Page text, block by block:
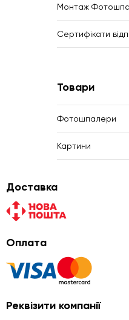
Монтаж
Сертифікати
Товари
Фотошпалери
Картини
Доставка
Оплата
Реквізити компанії